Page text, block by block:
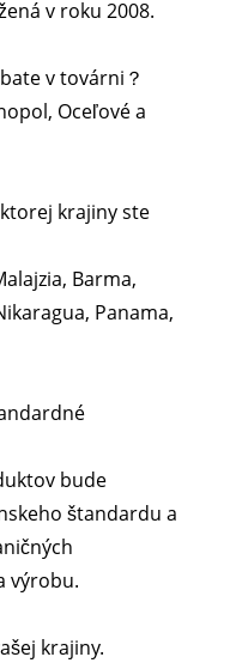
v roku 2008.
v továrni？
Oceľové a
krajiny ste
Barma,
Panama,
bude
štandardu a
výrobu.
krajiny.